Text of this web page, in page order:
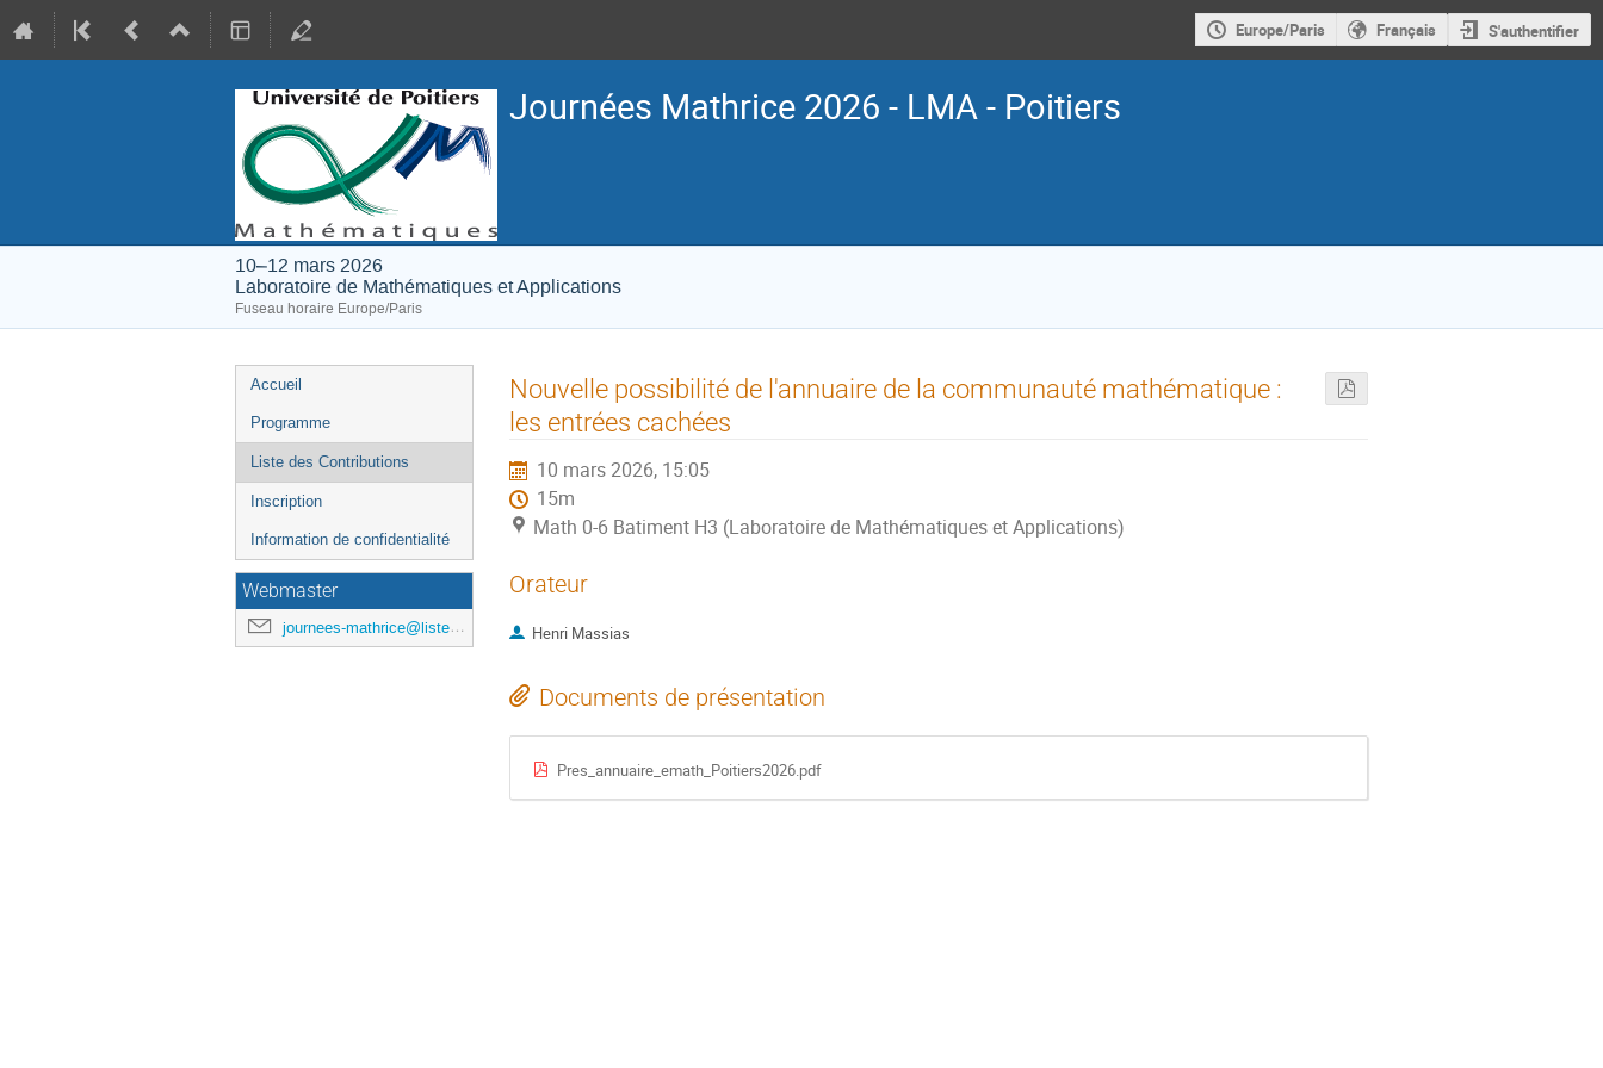
Europe/Paris Français S'authentifier
Journées Mathrice 2026 - LMA - Poitiers
10–12 mars 2026
Laboratoire de Mathématiques et Applications
Fuseau horaire Europe/Paris
Menu
de
l'événement
Accueil
Programme
Liste des Contributions
Inscription
Information de confidentialité
Webmaster
journees-mathrice@listes.mathrice.fr
Nouvelle possibilité de l'annuaire de la communauté mathématique :
les entrées cachées
10 mars 2026, 15:05
15m
Math 0-6 Batiment H3 (Laboratoire de Mathématiques et Applications)
Orateur
Henri Massias
Documents de présentation
Pres_annuaire_emath_Poitiers2026.pdf